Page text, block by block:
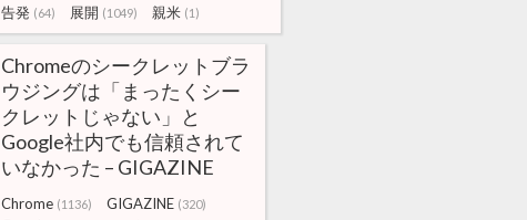
告発 (64) 展開 (1049) 親米 (1)
Chromeのシークレットブラ
ウジングは「まったくシー
クレットじゃない」と
Google社内でも信頼されて
いなかった – GIGAZINE
Chrome (1136) GIGAZINE (320)